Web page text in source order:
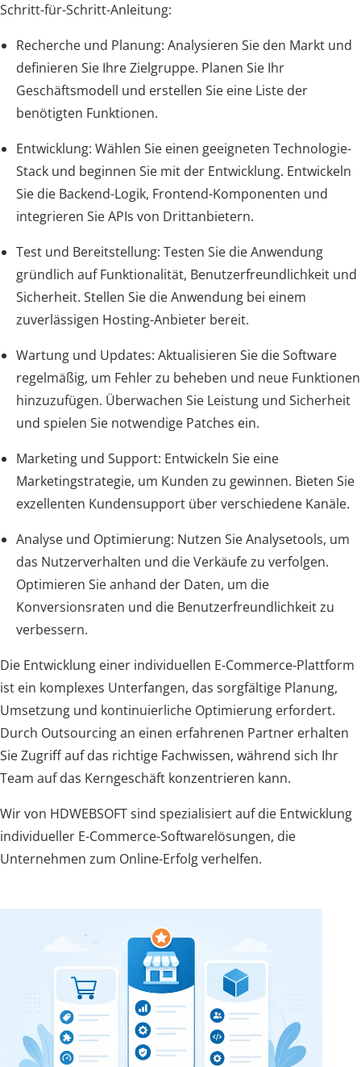
Schritt-für-Schritt-Anleitung:
Recherche und Planung: Analysieren Sie den Markt und
definieren Sie Ihre Zielgruppe. Planen Sie Ihr
Geschäftsmodell und erstellen Sie eine Liste der
benötigten Funktionen.
Entwicklung: Wählen Sie einen geeigneten Technologie-
Stack und beginnen Sie mit der Entwicklung. Entwickeln
Sie die Backend-Logik, Frontend-Komponenten und
integrieren Sie APIs von Drittanbietern.
Test und Bereitstellung: Testen Sie die Anwendung
gründlich auf Funktionalität, Benutzerfreundlichkeit und
Sicherheit. Stellen Sie die Anwendung bei einem
zuverlässigen Hosting-Anbieter bereit.
Wartung und Updates: Aktualisieren Sie die Software
regelmäßig, um Fehler zu beheben und neue Funktionen
hinzuzufügen. Überwachen Sie Leistung und Sicherheit
und spielen Sie notwendige Patches ein.
Marketing und Support: Entwickeln Sie eine
Marketingstrategie, um Kunden zu gewinnen. Bieten Sie
exzellenten Kundensupport über verschiedene Kanäle.
Analyse und Optimierung: Nutzen Sie Analysetools, um
das Nutzerverhalten und die Verkäufe zu verfolgen.
Optimieren Sie anhand der Daten, um die
Konversionsraten und die Benutzerfreundlichkeit zu
verbessern.
Die Entwicklung einer individuellen E-Commerce-Plattform
ist ein komplexes Unterfangen, das sorgfältige Planung,
Umsetzung und kontinuierliche Optimierung erfordert.
Durch Outsourcing an einen erfahrenen Partner erhalten
Sie Zugriff auf das richtige Fachwissen, während sich Ihr
Team auf das Kerngeschäft konzentrieren kann.
Wir von HDWEBSOFT sind spezialisiert auf die Entwicklung
individueller E-Commerce-Softwarelösungen, die
Unternehmen zum Online-Erfolg verhelfen.